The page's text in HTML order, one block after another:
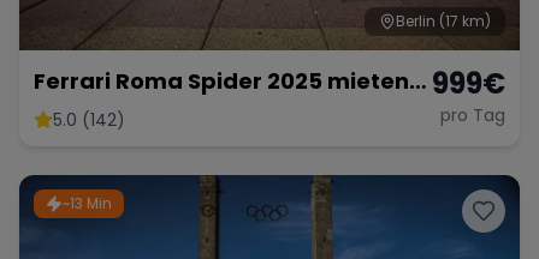
Berlin (17 km)
Ferrari Roma Spider 2025 mieten
Berlin Cabrio Roadster Exot
Lamborghini
5.0 (142)
999€
pro Tag
~13 Min